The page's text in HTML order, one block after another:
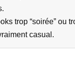
trop “soirée” ou
casual.